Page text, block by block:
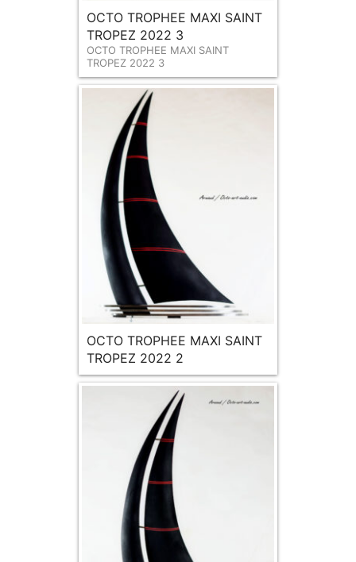
OCTO TROPHEE MAXI SAINT
TROPEZ 2022 3
OCTO TROPHEE MAXI SAINT
TROPEZ 2022 3
OCTO TROPHEE MAXI SAINT
TROPEZ 2022 2